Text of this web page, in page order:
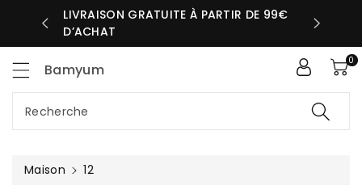
MÊME
LIVRAISON GRATUITE À PARTIR DE 99€
D’ACHAT
Bamyum
Recherche
0
Maison 12